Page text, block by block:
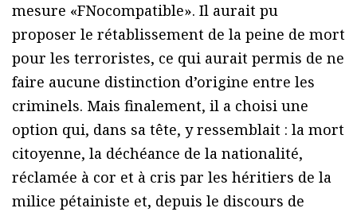
mesure «FNocompatible». Il aurait pu
proposer le rétablissement de la peine de mort
pour les terroristes, ce qui aurait permis de ne
faire aucune distinction d’origine entre les
criminels. Mais finalement, il a choisi une
option qui, dans sa tête, y ressemblait : la mort
citoyenne, la déchéance de la nationalité,
réclamée à cor et à cris par les héritiers de la
milice pétainiste et, depuis le discours de